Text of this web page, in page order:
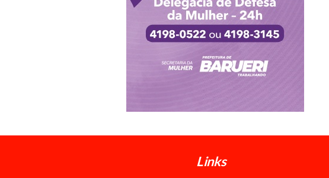
Links